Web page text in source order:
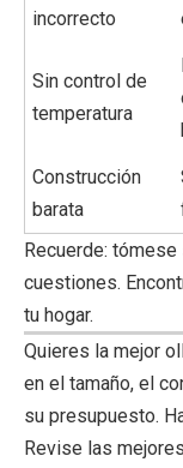
incorrecto
Sin control de
temperatura
Construcción
barata
Recuerde:
cuestiones.
tu hogar.
Quieres la mejor
en el tamaño, el
su presupuesto.
Revise las